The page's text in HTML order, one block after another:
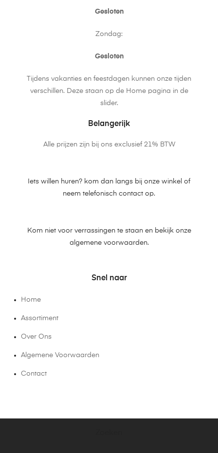
Gesloten
Zondag:
Gesloten
Tijdens vakanties en feestdagen kunnen onze tijden
verschillen. Deze staan op de Home pagina in de
slider.
Belangerijk
Alle prijzen zijn bij ons exclusief 21% BTW
Iets willen huren? kom dan langs bij onze winkel of
neem telefonisch contact op.
Kom niet voor verrassingen te staan en bekijk onze
algemene voorwaarden.
Snel naar
Home
Assortiment
Over Ons
Algemene Voorwaarden
Contact